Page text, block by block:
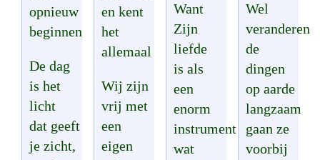
opnieuw
beginnen
De dag
is het
licht
dat geeft
je zicht,
en kent
het
allemaal
Wij zijn
vrij met
een
eigen
Want
Zijn
liefde
is als
een
enorm
instrument
wat
Wel
veranderen
de
dingen
op aarde
langzaam
gaan ze
voorbij